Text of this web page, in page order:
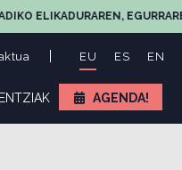
EGURRAREN
EU ES EN
AGENDA!